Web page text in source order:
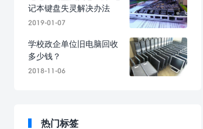
记本键盘失灵解决办法
2019-01-07
学校政企单位旧电脑回收
多少钱？
2018-11-06
热门标签